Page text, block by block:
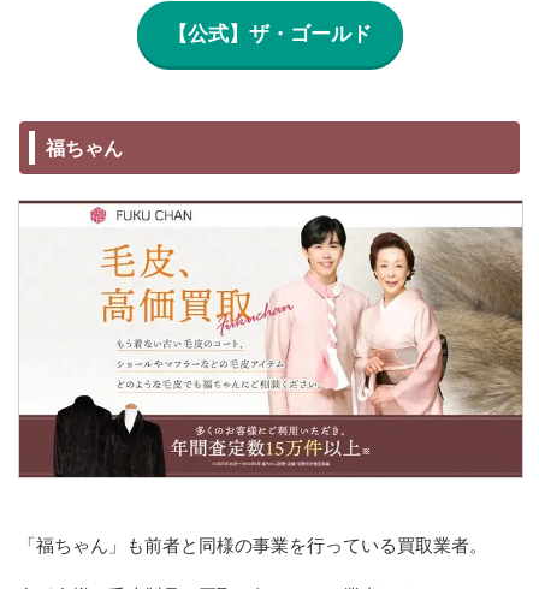
【公式】ザ・ゴールド
福ちゃん
「福ちゃん」も前者と同様の事業を行っている買取業者。